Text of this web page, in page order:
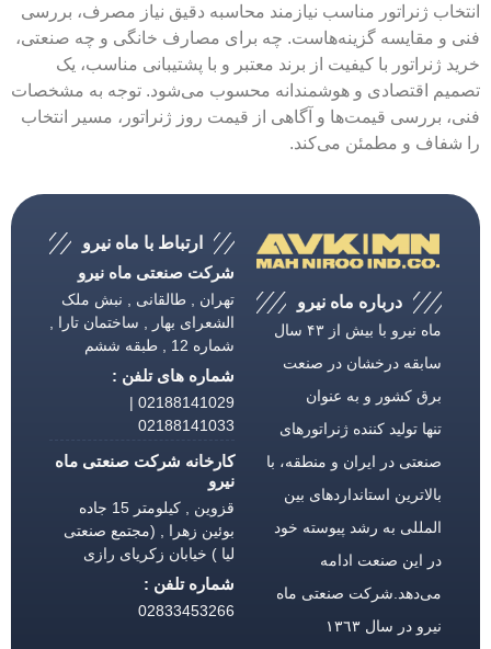
ژنراتور مناسب نیازمند محاسبه دقیق نیاز مصرف، بررسی
گزینه‌هاست. چه برای مصارف خانگی و چه صنعتی،
با کیفیت از برند معتبر و با پشتیبانی مناسب، یک
و هوشمندانه محسوب می‌شود. توجه به مشخصات
قیمت‌ها و آگاهی از قیمت روز ژنراتور، مسیر انتخاب
و مطمئن می‌کند.
درباره ماه نیرو
ماه نیرو با بیش از ۴۳ سال
درخشان در صنعت
كشور و به عنوان
تولید كننده ژنراتورهای
در ایران و منطقه، با
استانداردهای بین
به رشد پیوسته خود
این صنعت ادامه
صنعتی ماه
نیرو در سال ١٣٦٣
ارتباط با ماه نیرو
شرکت صنعتی ماه نیرو
تهران , طالقانی , نبش ملک
الشعرای بهار , ساختمان تارا ,
شماره های تلفن :
02188141029 |
02188141033
کارخانه شرکت صنعتی ماه
قزوین , کیلومتر 15 جاده
بوئین زهرا , (مجتمع صنعتی
لیا ) خیابان زکریای رازی
شماره تلفن :
02833453266